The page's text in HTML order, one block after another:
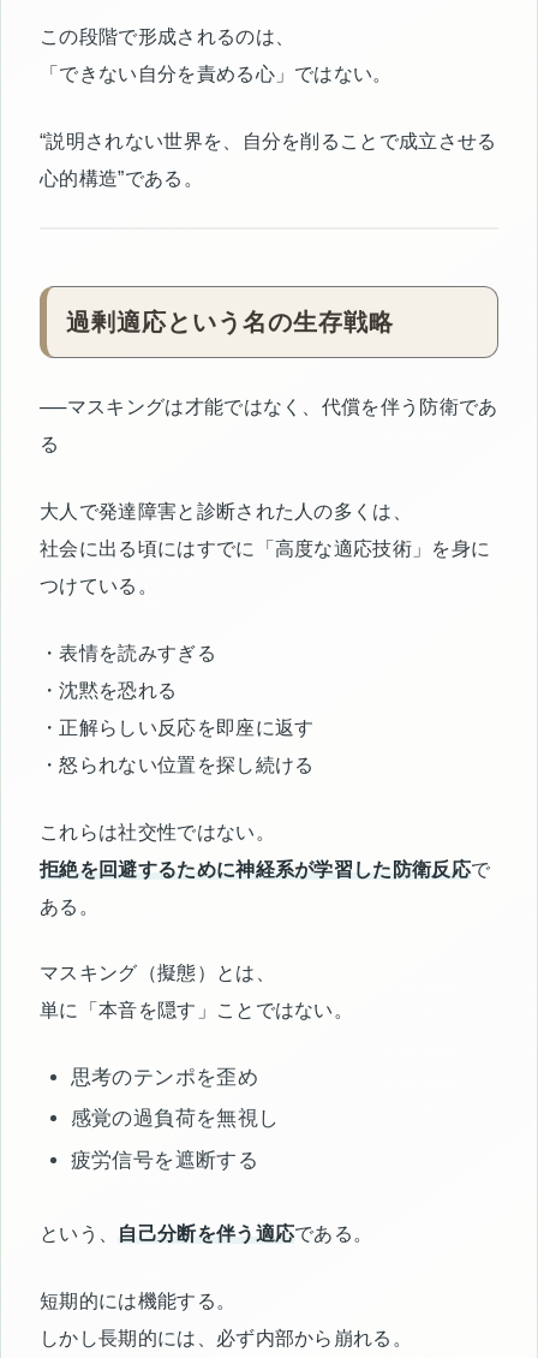
この段階で形成されるのは、
「できない自分を責める心」ではない。
“説明されない世界を、自分を削ることで成立させる
心的構造”である。
過剰適応という名の生存戦略
──マスキングは才能ではなく、代償を伴う防衛であ
る
大人で発達障害と診断された人の多くは、
社会に出る頃にはすでに「高度な適応技術」を身に
つけている。
・表情を読みすぎる
・沈黙を恐れる
・正解らしい反応を即座に返す
・怒られない位置を探し続ける
これらは社交性ではない。
拒絶を回避するために神経系が学習した防衛反応で
ある。
マスキング（擬態）とは、
単に「本音を隠す」ことではない。
思考のテンポを歪め
感覚の過負荷を無視し
疲労信号を遮断する
という、 自己分断を伴う適応である。
短期的には機能する。
しかし長期的には、必ず内部から崩れる。